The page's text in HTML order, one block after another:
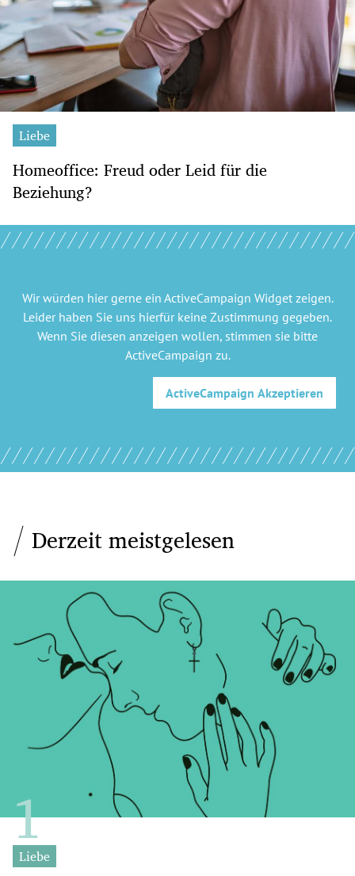
Liebe
Homeoffice: Freud oder Leid für die
Beziehung?
Wir würden hier gerne ein ActiveCampaign Widgetzeigen.
Leider haben Sie uns hierfür keine Zustimmung gegeben.
Wenn Sie diesen anzeigen wollen, stimmen sie bitte
ActiveCampaign zu.
ActiveCampaign Akzeptieren
Derzeit meistgelesen
Liebe